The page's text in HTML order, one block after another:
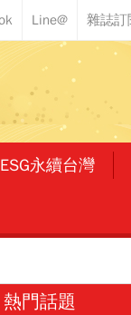
ESG永續台灣
熱門話題